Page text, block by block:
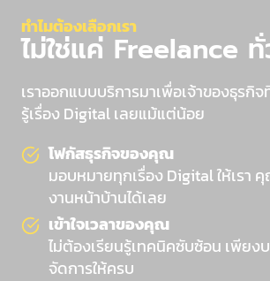
ทำไมต้องเลือกเรา
ไม่ใช่แค่ Freelance ทั่
เราออกแบบบริการมาเพื่อเจ้าของธุรกิจ
รู้เรื่อง Digital เลยแม้แต่น้อย
โฟกัสธุรกิจของคุณ
มอบหมายทุกเรื่อง Digital ให้เรา
งานหน้าบ้านได้เลย
เข้าใจเวลาของคุณ
ไม่ต้องเรียนรู้เทคนิคซับซ้อน เพียง
จัดการให้ครบ